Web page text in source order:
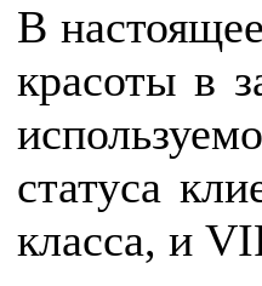
В
красоты в
статуса
класса, и